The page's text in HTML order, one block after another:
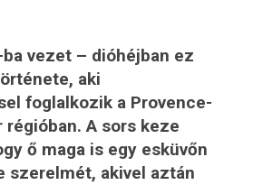
vezet – dióhéjban ez
aki
foglalkozik a Provence-
régióban. A sors keze
ő maga is egy esküvőn
szerelmét, akivel aztán